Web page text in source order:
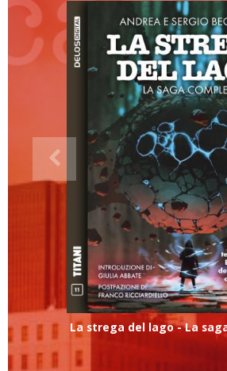
La strega del lago - La